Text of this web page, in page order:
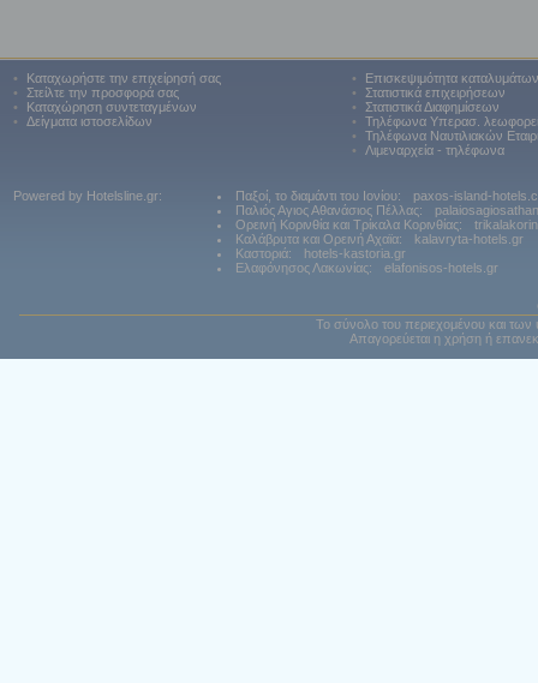
•
Καταχωρήστε την επιχείρησή σας
•
Στείλτε την προσφορά σας
•
Καταχώρηση συντεταγμένων
•
Δείγματα ιστοσελίδων
•
Επισκεψιμότητα καταλυμάτων
•
Στατιστικά επιχειρήσεων
•
Στατιστικά Διαφημίσεων
•
Τηλέφωνα Υπερασ.
•
Τηλέφωνα Ναυτιλιακών
•
Λιμεναρχεία - τηλέφωνα
Powered by Hotelsline.gr: Παξοί, το διαμάντι του Ιονίου:
paxos-island-
Παλιός Αγιος Αθανάσιος Πέλλας:
Ορεινή Κορινθία και Τρίκαλα Κορινθίας:
Καλάβρυτα και Ορεινή Αχαϊα:
kalavryta-hotels.gr
Καστοριά:
hotels-kastoria.gr
Ελαφόνησος Λακωνίας:
elafonisos-hotels.gr
Το σύνολο του περιεχομένου και των
Απαγορεύεται η χρήση ή